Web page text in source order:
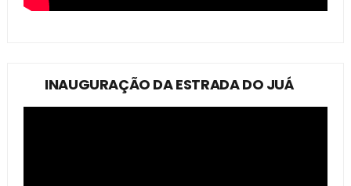
INAUGURAÇÃO DA ESTRADA DO JUÁ